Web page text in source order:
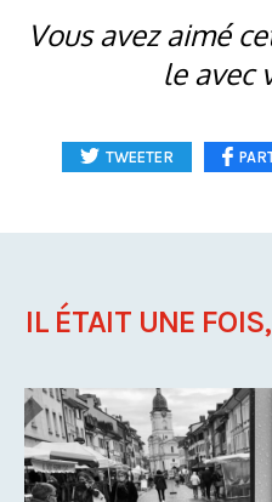
Vous avez aimé
le avec
TWEETER
IL ÉTAIT UNE